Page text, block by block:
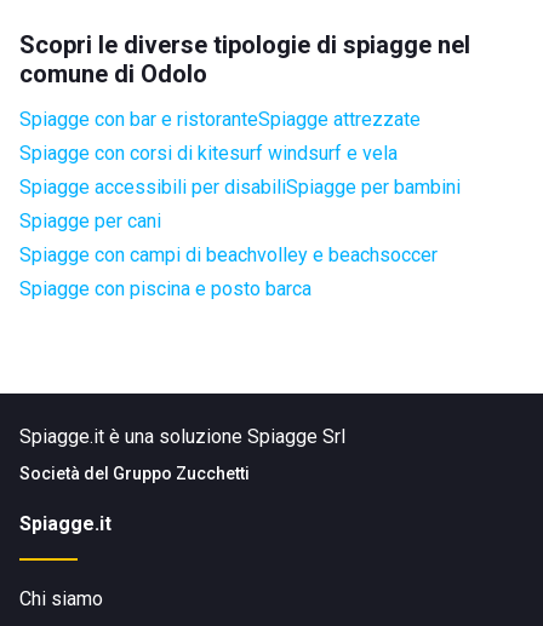
Scopri le diverse tipologie di spiagge nel
comune di Odolo
Spiagge con bar e ristoranteSpiagge attrezzate
Spiagge con corsi di kitesurf windsurf e vela
Spiagge accessibili per disabiliSpiagge per bambini
Spiagge per cani
Spiagge con campi di beachvolley e beachsoccer
Spiagge con piscina e posto barca
Spiagge.it è una soluzione Spiagge Srl
Società del Gruppo Zucchetti
Spiagge.it
Chi siamo